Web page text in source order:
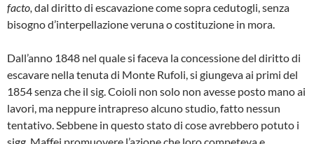
facto, dal diritto di escavazione come sopra cedutogli, senza
bisogno d’interpellazione veruna o co­stituzione in mora.
Dall’anno 1848 nel quale si faceva la conces­sione del diritto di
escavare nella tenuta di Monte Rufoli, si giungeva ai primi del
1854 sen­za che il sig. Coioli non solo non avesse posto mano ai
lavori, ma neppure intrapreso alcuno studio, fatto nessun
tentativo. Sebbene in que­sto stato di cose avrebbero potuto i